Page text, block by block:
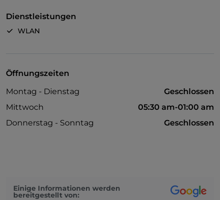
Dienstleistungen
WLAN
Öffnungszeiten
Montag - Dienstag
Geschlossen
Mittwoch
05:30 am-01:00 am
Donnerstag - Sonntag
Geschlossen
Einige Informationen werden
bereitgestellt von: